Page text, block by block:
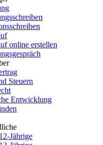
online erstellen
Steuern
Entwicklung
Jährige